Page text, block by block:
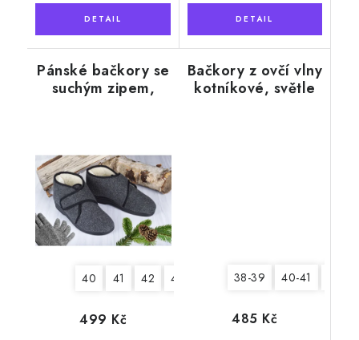
Pánské bačkory se
suchým zipem,
40 41 42 44 46
499 Kč
Bačkory z ovčí vlny
kotníkové, světle
38-39 40-41
485 Kč